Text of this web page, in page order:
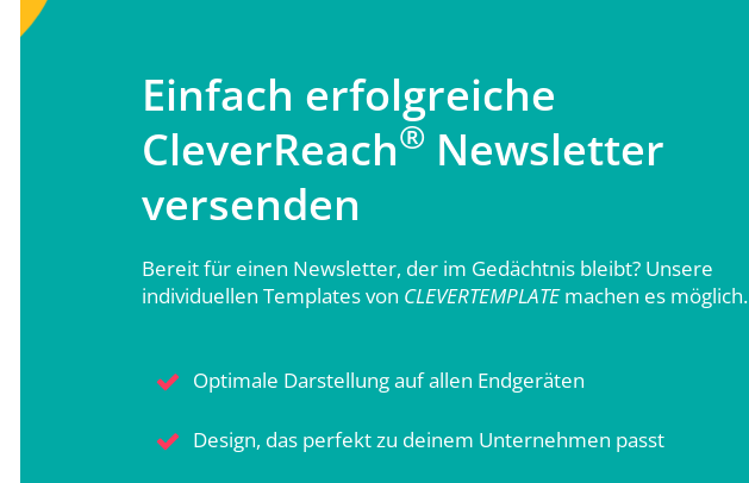
Einfach erfolgreiche
CleverReach® Newsletter
versenden
Bereit für einen Newsletter, der im Gedächtnis bleibt? Unsere
individuellen Templates von CLEVERTEMPLATEmachen es möglich.
Optimale Darstellung auf allen Endgeräten
Design, das perfekt zu deinem Unternehmen passt